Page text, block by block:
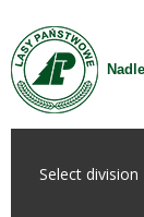
Skip to Content
Select division